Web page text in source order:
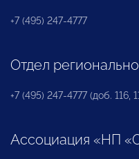
+7 (495) 247-4777
Отдел
+7 (495) 247-4777 (доб. 116,
Ассоциация «НП